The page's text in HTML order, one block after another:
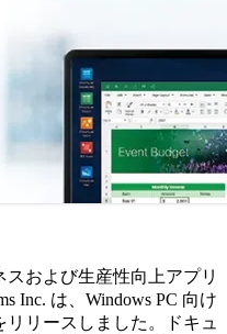
および生産性向上アプリ
Inc. は、Windows PC 向け
リリースしました。ドキュ